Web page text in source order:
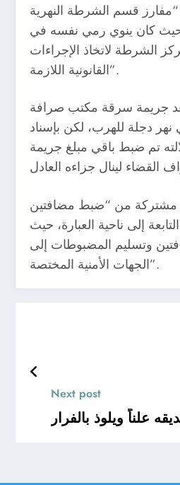
قسم الشرطة النهرية
جسر الهندية حيث كان ينوي رمي نفسه في
الشرطة لاتخاذ الإجراءات
القانونية اللازمة”.
جريمة سرقة مكتب صرافة
دجلة للهرب، لكن بإسناد
تم ضبط باقي مبلغ جريمة
مشتركة من “ضبط مضافتين
إلى ناحية العبارة، حيث
وتسليم المضبوطات إلى
الجهات الأمنية المختصة”.
Next post
علناً ويلوذ بالفرار